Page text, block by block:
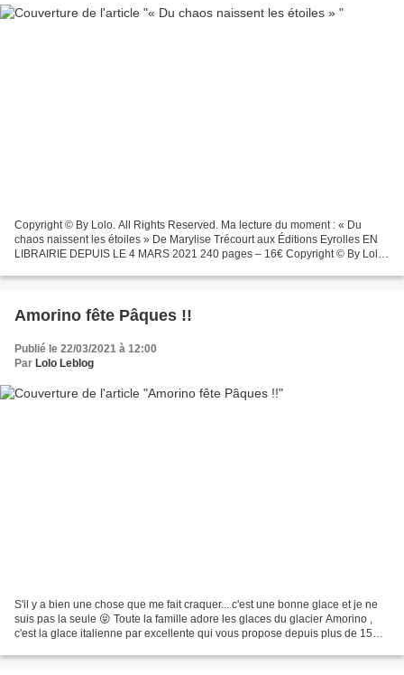
Copyright © By Lolo. All Rights Reserved. Ma lecture du moment : « Du
chaos naissent les étoiles » De Marylise Trécourt aux Éditions Eyrolles EN
LIBRAIRIE DEPUIS LE 4 MARS 2021 240 pages – 16€ Copyright © By Lolo.
Amorino fête Pâques !!
Publié le 22/03/2021 à 12:00
Par Lolo Leblog
S'il y a bien une chose que me fait craquer... c'est une bonne glace et je ne
suis pas la seule 😝 Toute la famille adore les glaces du glacier Amorino ,
c'est la glace italienne par excellente qui vous propose depuis plus de 15